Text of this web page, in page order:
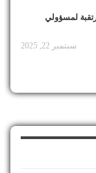
لمسؤولي
سبتمبر 22, 2025